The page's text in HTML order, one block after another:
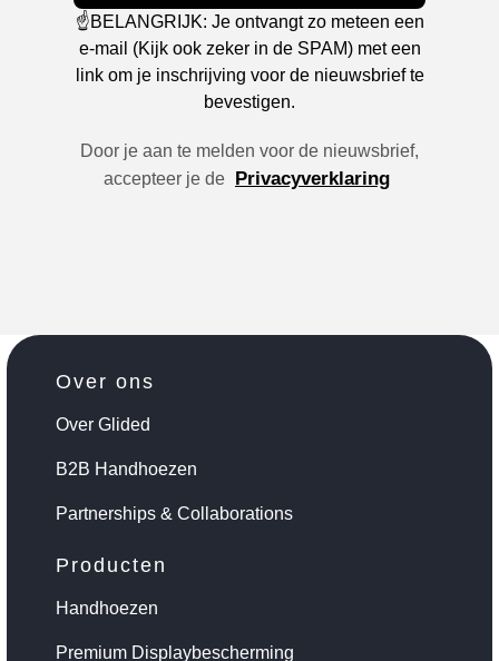
☝️BELANGRIJK: Je ontvangt zo meteen een
e-mail (Kijk ook zeker in de SPAM) met een
link om je inschrijving voor de nieuwsbrief te
bevestigen.
Door je aan te melden voor de nieuwsbrief,
accepteer je de Privacyverklaring
Over ons
Over Glided
B2B Handhoezen
Partnerships & Collaborations
Producten
Handhoezen
Premium Displaybescherming